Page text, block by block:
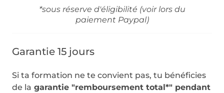
*sous réserve d'éligibilité (voir lors du
paiement Paypal)
Garantie 15 jours
Si ta formation ne te convient pas, tu bénéficies
de la garantie "remboursement total*" pendant